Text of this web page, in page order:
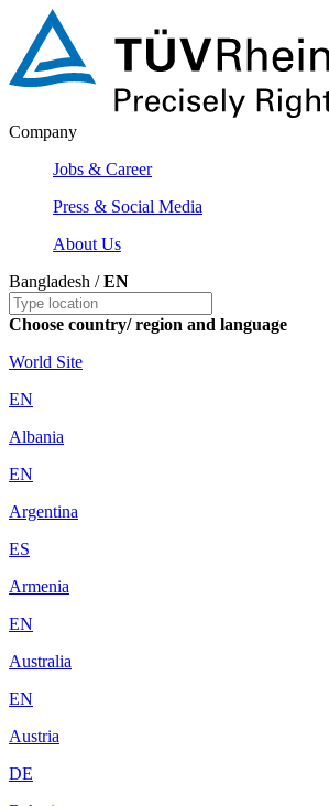
Company
Jobs & Career
Press & Social Media
About Us
Bangladesh /EN
Choose country/ region and language
World Site
EN
Albania
EN
Argentina
ES
Armenia
EN
Australia
EN
Austria
DE